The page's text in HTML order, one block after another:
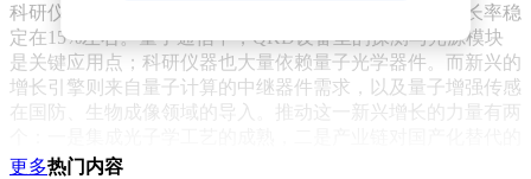
科研仪器领域，这是当前市场的稳定基本盘，年复合增长率稳
定在15%左右。量子通信中，QKD设备里的探测与光源模块
是关键应用点；科研仪器也大量依赖量子光学器件。而新兴的
增长引擎则来自量子计算的中继器件需求，以及量子增强传感
在国防、生物成像领域的导入。推动这一新兴增长的力量有两
迫切诉求。
更多热门内容